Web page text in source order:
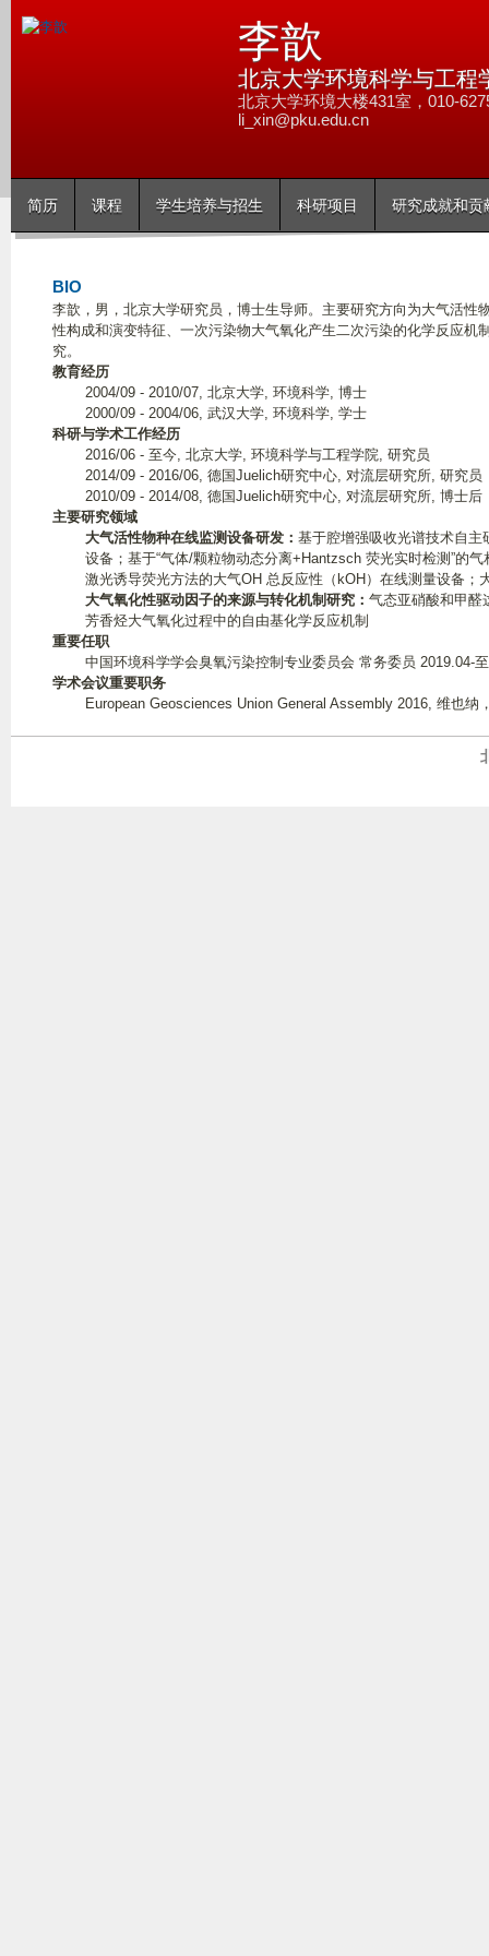
到
页
主
要
分
李歆
北京大学环境科学与工程
北京大学环境大楼431室，010-
li_xin@pku.edu.cn
简历 课程 学生培养与招生 科研项目 研究成就和贡
BIO
李歆，男，北京大学研究员，博士生导师。主要研究方向为大气活性
性构成和演变特征、一次污染物大气氧化产生二次污染的化学反应机
究。
教育经历
2004/09 - 2010/07, 北京大学, 环境科学, 博士
2000/09 - 2004/06, 武汉大学, 环境科学, 学士
科研与学术工作经历
2016/06 - 至今, 北京大学, 环境科学与工程学院, 研究员
2014/09 - 2016/06, 德国Juelich研究中心, 对流层研究所, 研究员
2010/09 - 2014/08, 德国Juelich研究中心, 对流层研究所, 博士后
主要研究领域
大气活性物种在线监测设备研发： 基于腔增强吸收光谱技术自
设备；基于“气体/颗粒物动态分离+Hantzsch 荧光实时检测”的
激光诱导荧光方法的大气OH 总反应性（kOH）在线测量设备；
大气氧化性驱动因子的来源与转化机制研究： 气态亚硝酸和甲醛
芳香烃大气氧化过程中的自由基化学反应机制
重要任职
中国环境科学学会臭氧污染控制专业委员会 常务委员 2019.04-
学术会议重要职务
European Geosciences Union General Assembly 2016, 维也纳